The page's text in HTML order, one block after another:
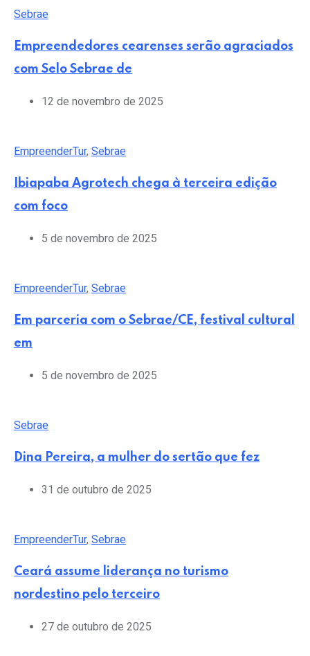
Sebrae
Empreendedores cearenses serão agraciados
com Selo Sebrae de
12 de novembro de 2025
EmpreenderTur, Sebrae
Ibiapaba Agrotech chega à terceira edição
com foco
5 de novembro de 2025
EmpreenderTur, Sebrae
Em parceria com o Sebrae/CE, festival cultural
em
5 de novembro de 2025
Sebrae
Dina Pereira, a mulher do sertão que fez
31 de outubro de 2025
EmpreenderTur, Sebrae
Ceará assume liderança no turismo
nordestino pelo terceiro
27 de outubro de 2025